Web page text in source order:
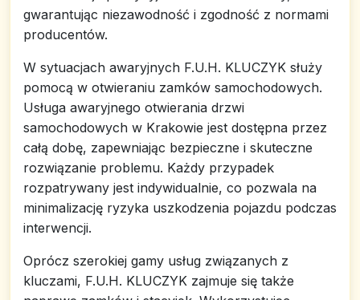
gwarantując niezawodność i zgodność z normami
producentów.
W sytuacjach awaryjnych F.U.H. KLUCZYK służy
pomocą w otwieraniu zamków samochodowych.
Usługa awaryjnego otwierania drzwi
samochodowych w Krakowie jest dostępna przez
całą dobę, zapewniając bezpieczne i skuteczne
rozwiązanie problemu. Każdy przypadek
rozpatrywany jest indywidualnie, co pozwala na
minimalizację ryzyka uszkodzenia pojazdu podczas
interwencji.
Oprócz szerokiej gamy usług związanych z
kluczami, F.U.H. KLUCZYK zajmuje się także